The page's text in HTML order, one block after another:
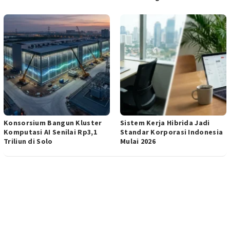
Konsorsium Bangun Kluster
Komputasi AI Senilai Rp3,1
Triliun di Solo
Sistem Kerja Hibrida Jadi
Standar Korporasi Indonesia
Mulai 2026